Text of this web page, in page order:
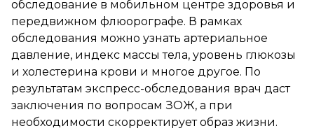
обследование в мобильном центре здоровья и
передвижном флюорографе. В рамках
обследования можно узнать артериальное
давление, индекс массы тела, уровень глюкозы
и холестерина крови и многое другое. По
результатам экспресс-обследования врач даст
заключения по вопросам ЗОЖ, а при
необходимости скорректирует образ жизни.